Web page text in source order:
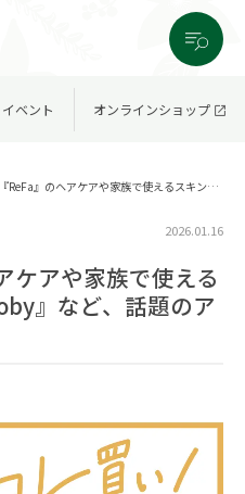
ベント オンラインショップ
大人気『ReFa』のヘアケアや家族で使えるスキンケア『b-box boby』など、話題のアイテムが勢ぞろい
2026.01.16
ケアや家族で使える
』など、話題のア